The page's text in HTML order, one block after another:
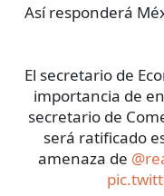
Así responderá
El secretario de
importancia de
secretario de
será ratificado
amenaza de